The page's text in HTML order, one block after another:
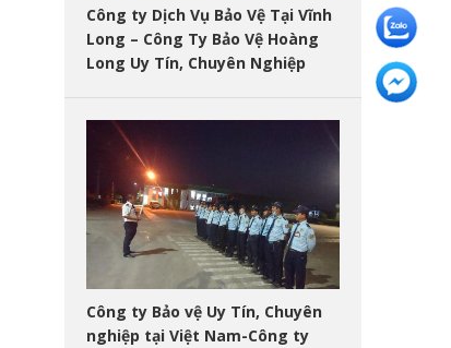
Công ty Dịch Vụ Bảo Vệ Tại Vĩnh
Long – Công Ty Bảo Vệ Hoàng
Long Uy Tín, Chuyên Nghiệp
Công ty Bảo vệ Uy Tín, Chuyên
nghiệp tại Việt Nam-Công ty